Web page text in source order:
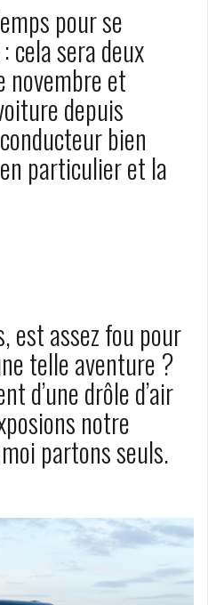
pour se
cela sera deux
novembre et
depuis
bien
particulier et la
est assez fou pour
telle aventure ?
d’une drôle d’air
notre
partons seuls.